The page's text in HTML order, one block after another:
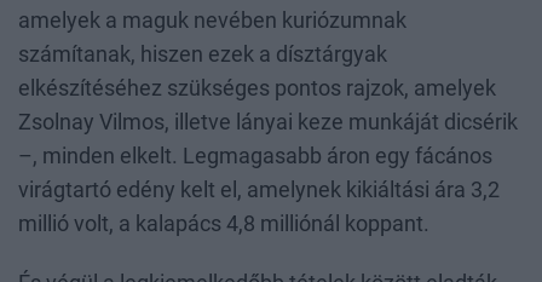
amelyek a maguk nevében kuriózumnak
számítanak, hiszen ezek a dísztárgyak
elkészítéséhez szükséges pontos rajzok, amelyek
Zsolnay Vilmos, illetve lányai keze munkáját dicsérik
–, minden elkelt. Legmagasabb áron egy fácános
virágtartó edény kelt el, amelynek kikiáltási ára 3,2
millió volt, a kalapács 4,8 milliónál koppant.